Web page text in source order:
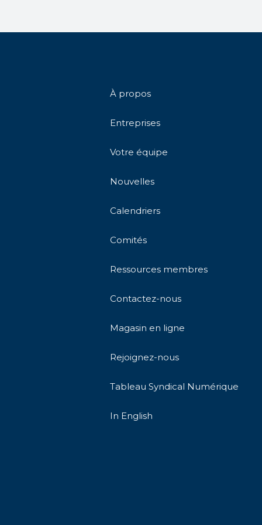
À propos
Entreprises
Votre équipe
Nouvelles
Calendriers
Comités
Ressources membres
Contactez-nous
Magasin en ligne
Rejoignez-nous
Tableau Syndical Numérique
In English